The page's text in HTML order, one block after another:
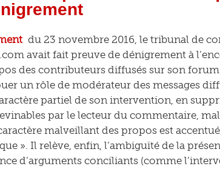
du 23 novembre 2016, le tribunal de
avait fait preuve de dénigrement à
des contributeurs diffusés sur son
un rôle de modérateur des messages
partiel de son intervention, en
par le lecteur du commentaire,
malveillant des propos est
». Il relève, enfin, l’ambiguïté de la
d’arguments conciliants (comme